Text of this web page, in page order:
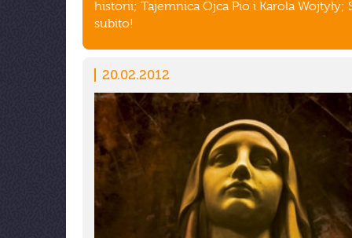
historii; Tajemnica Ojca Pio i Karola Wojtyły;
subito!
20.02.2012